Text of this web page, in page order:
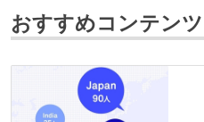
情報共有ツール
slack
notion
その他
おすすめコンテンツ